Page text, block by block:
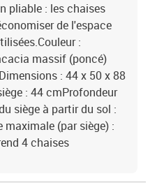
pliable : les chaises
de l'espace
:
massif (poncé)
: 44 x 50 x 88
: 44 cmProfondeur
siège à partir du sol :
(par siège) :
4 chaises